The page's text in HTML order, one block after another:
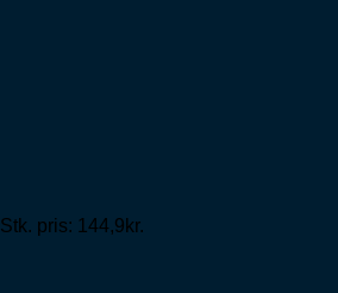
Stk. pris: 144,9kr.